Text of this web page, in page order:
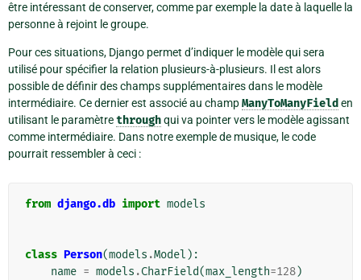
être intéressant de conserver, comme par exemple la date à laquelle la
personne à rejoint le groupe.
Pour ces situations, Django permet d’indiquer le modèle qui sera
utilisé pour spécifier la relation plusieurs-à-plusieurs. Il est alors
possible de définir des champs supplémentaires dans le modèle
intermédiaire. Ce dernier est associé au champManyToManyField en
utilisant le paramètrethroughqui va pointer vers le modèle agissant
comme intermédiaire. Dans notre exemple de musique, le code
pourrait ressembler à ceci :
from django.db import models
class Person(models .Model ):
name = models .CharField(max_length=128)